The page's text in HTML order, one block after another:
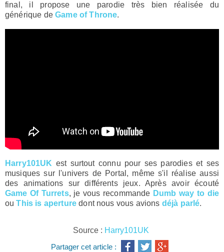
final, il propose une parodie très bien réalisée du
générique deGame of Throne.
Harry101UK est surtout connu pour ses parodies et ses
musiques sur l'univers de Portal, même s'il réalise aussi
des animations sur différents jeux. Après avoir écouté
Game Of Turrets, je vous recommande Dumb way to die
ouThis is aperture dont nous vous avions déjà parlé.
Source : Harry101UK
Partager cet article :